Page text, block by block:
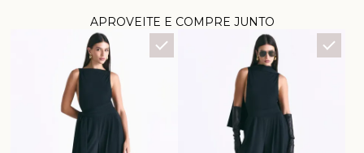
APROVEITE E COMPRE JUNTO